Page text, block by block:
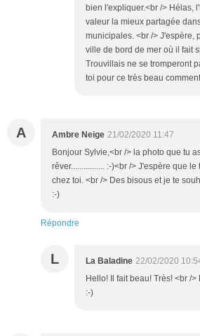
bien l'expliquer.<br /> Hélas,
valeur la mieux partagée
municipales. <br /> J'espère,
ville de bord de mer où il fait
Trouvillais ne se tromperont
toi pour ce très beau
A Ambre Neige 21/02/2020 11:47
Bonjour Sylvie,<br /> la photo que tu
rêver................ :-)<br /> J'espère que
chez toi. <br /> Des bisous et je te
:-)
Répondre
L La Baladine 22/02/2020
Hello! Il fait beau! Très! <br /
:-)